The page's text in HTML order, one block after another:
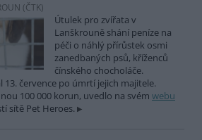
(ČTK)
Útulek pro zvířata v
Lanškrouně shání peníze na
péči o náhlý přírůstek osmi
zanedbaných psů, kříženců
čínského chocholáče.
13. července po úmrtí jejich majitele.
100 000 korun, uvedlo na svém webu
sítě Pet Heroes.